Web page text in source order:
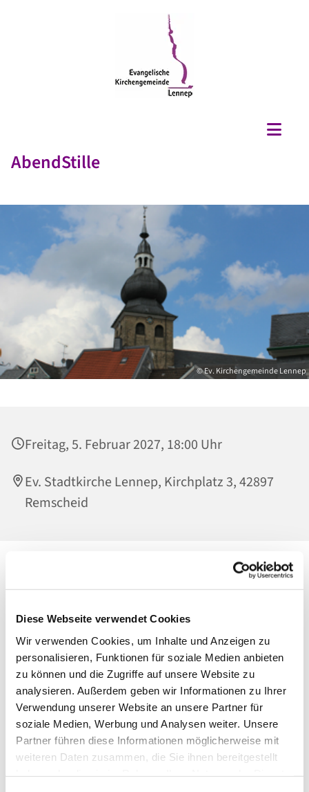
Diese Webseite verwendet Cookies
Wir verwenden Cookies, um Inhalte und Anzeigen zu
personalisieren, Funktionen für soziale Medien anbieten
zu können und die Zugriffe auf unsere Website zu
analysieren. Außerdem geben wir Informationen zu Ihrer
Verwendung unserer Website an unsere Partner für
soziale Medien, Werbung und Analysen weiter. Unsere
Partner führen diese Informationen möglicherweise mit
weiteren Daten zusammen, die Sie ihnen bereitgestellt
AbendStille
© Ev. Kirchengemeinde Lennep
Freitag, 5. Februar 2027, 18:00 Uhr
Ev. Stadtkirche Lennep, Kirchplatz 3, 42897
Remscheid